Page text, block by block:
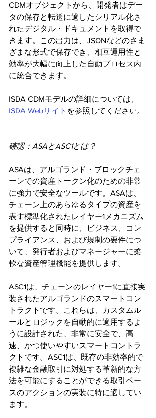
CDMオブジェクトから、開発者はデー
タの保存と転送に適したシリアル化さ
れたデジタル・ドキュメントを取得で
きます。この出力は、JSONなどのさま
ざまな形式で保存でき、相互運用性と
効率が大幅に向上した自動プロセス内
に統合できます。
ISDA CDMモデルの詳細については、
ISDA Webサイト を参照してください。
確認：ASAとASC1とは？
ASAは、アルゴランド・ブロックチェ
ーンでの資産トークン化のための非常
に強力で安全なツールです。ASAは、
チェーン上のあらゆるタイプの資産を
表す標準化されたレイヤー1メカニズム
を提供すると同時に、ビジネス、コン
プライアンス、および規制の要件につ
いて、発行者およびマネージャーに柔
軟な資産管理機能を提供します。
ASC1は、チェーンのレイヤー1に直接実
装されたアルゴランドのスマートコン
トラクトです。これらは、カスタムル
ールとロジックを自動的に適用するよ
うに設計された、非常に安全で、高
速、かつ使いやすいスマートコントラ
クトです。ASC1は、既存の非効率的で
複雑な金融取引に対処する革新的な方
法を可能にすることができる取引ベー
スのアクションの実装に特に適してい
ます。